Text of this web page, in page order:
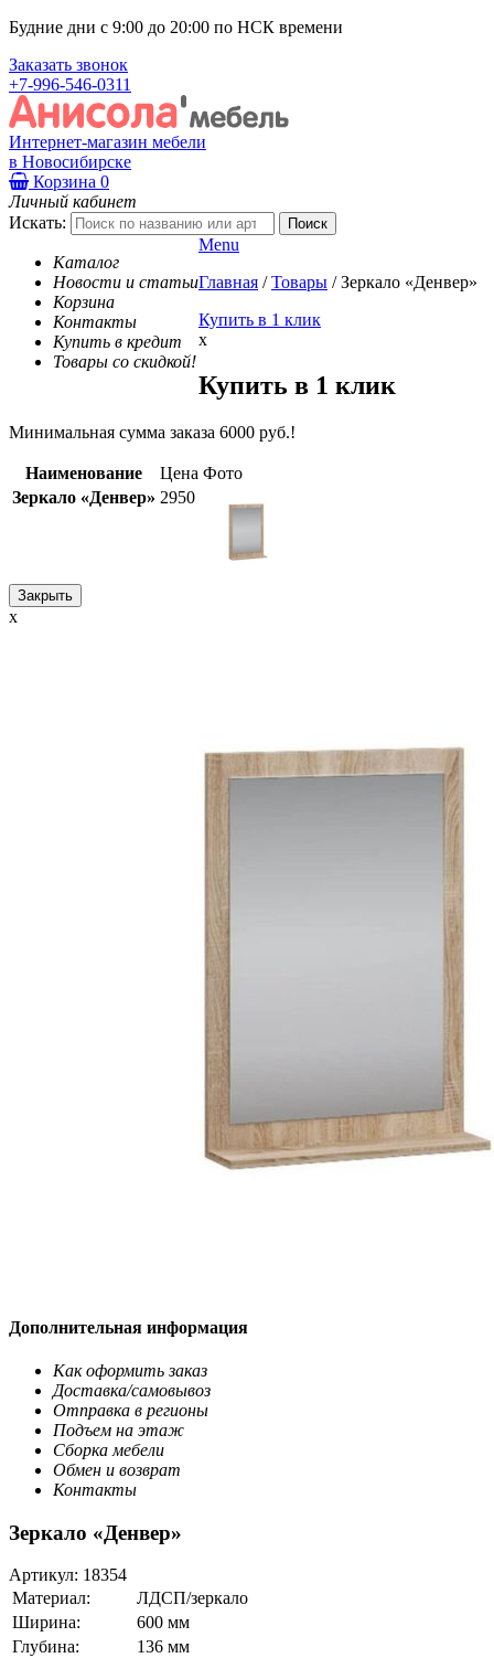
Будние дни с 9:00 до 20:00 по НСК времени
Заказать звонок
+7-996-546-0311
Интернет-магазин мебели
в Новосибирске
Корзина 0
Личный кабинет
Искать:
Каталог
Новости и статьи
Корзина
Контакты
Купить в кредит
Товары со скидкой!
Menu
Главная / Товары / Зеркало «Денвер»
Купить в 1 клик
x
Купить в 1 клик
Минимальная сумма заказа 6000 руб.!
Наименование Цена Фото
Зеркало «Денвер» 2950
Закрыть
x
Дополнительная информация
Как оформить заказ
Доставка/самовывоз
Отправка в регионы
Подъем на этаж
Сборка мебели
Обмен и возврат
Контакты
Зеркало «Денвер»
Артикул: 18354
Материал:
ЛДСП/зеркало
Ширина:
600 мм
Глубина:
136 мм